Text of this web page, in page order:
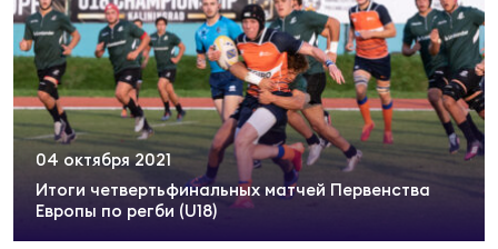
Итоги четвертьфинальных матчей Первенства
Европы по регби (U18)
04 октября 2021